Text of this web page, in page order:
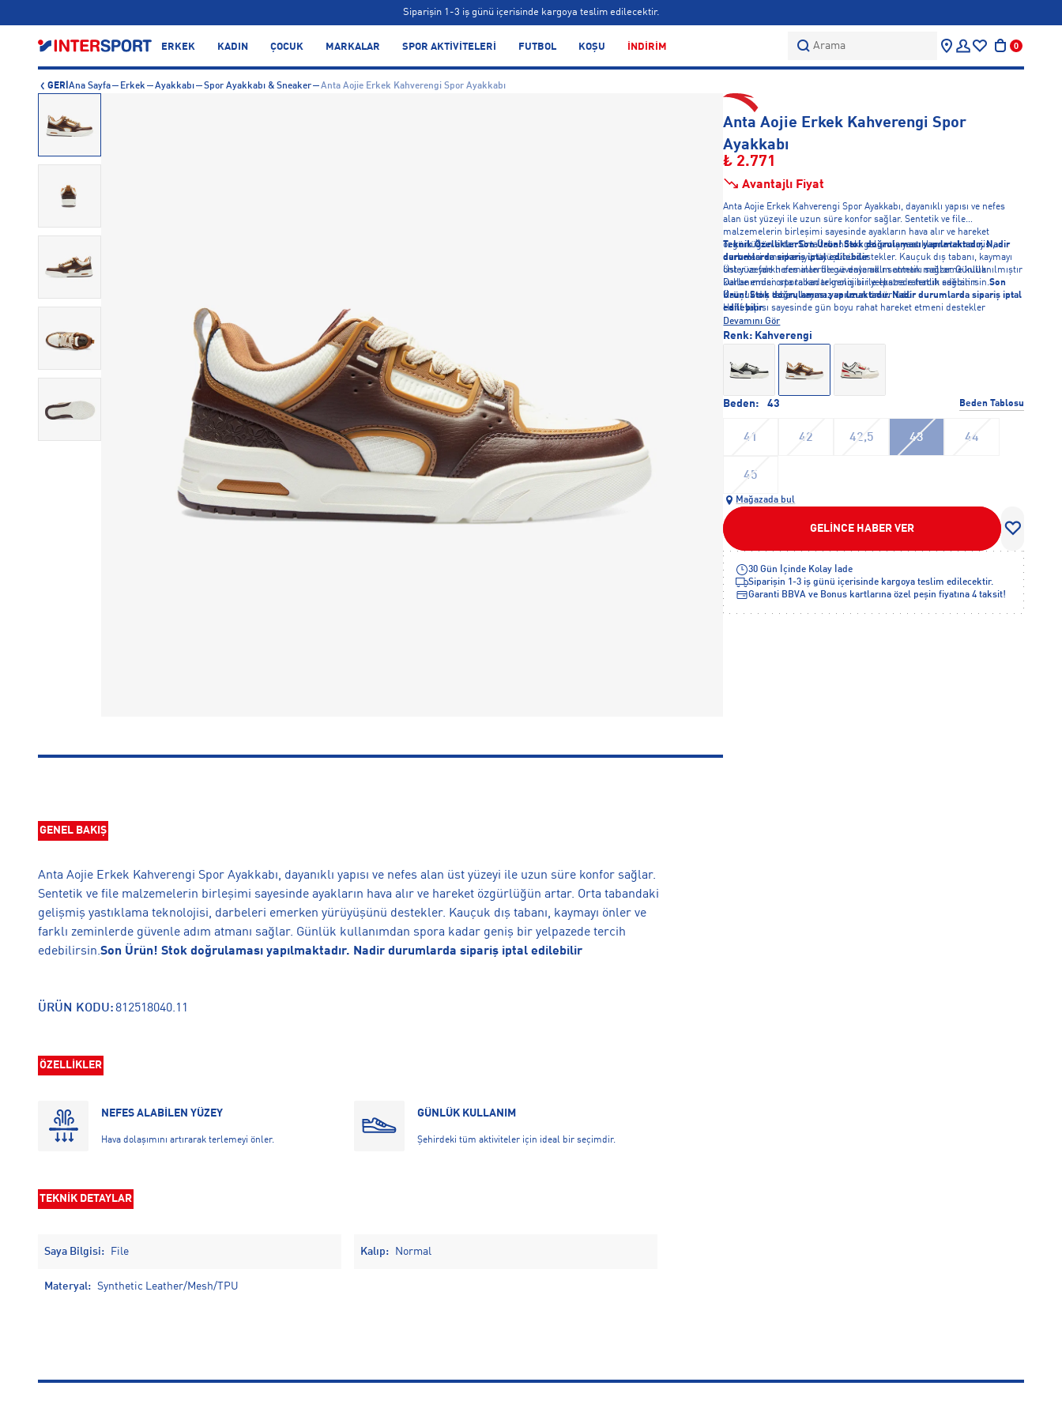
Siparişin 1-3 iş günü içerisinde kargoya teslim edilecektir.
Bonus kartlara özel vade farksız taksit seçenekleri!
ERKEK KADIN ÇOCUK MARKALAR SPOR AKTİVİTELERİ FUTBOL KOŞU İNDİRİM Arama 0
GERİ Ana Sayfa Erkek Ayakkabı Spor Ayakkabı & Sneaker Anta Aojie Erkek Kahverengi Spor Ayakkabı
GENEL BAKIŞ
Anta Aojie Erkek Kahverengi Spor Ayakkabı, dayanıklı yapısı ve nefes alan üst yüzeyi ile uzun süre konfor sağlar.
Sentetik ve file malzemelerin birleşimi sayesinde ayakların hava alır ve hareket özgürlüğün artar. Orta tabandaki
gelişmiş yastıklama teknolojisi, darbeleri emerken yürüyüşünü destekler. Kauçuk dış tabanı, kaymayı önler ve
farklı zeminlerde güvenle adım atmanı sağlar. Günlük kullanımdan spora kadar geniş bir yelpazede tercih
edebilirsin.Son Ürün! Stok doğrulaması yapılmaktadır. Nadir durumlarda sipariş iptal edilebilir
ÜRÜN KODU:812518040.11
ÖZELLİKLER
NEFES ALABİLEN YÜZEY
Hava dolaşımını artırarak terlemeyi önler.
GÜNLÜK KULLANIM
Şehirdeki tüm aktiviteler için ideal bir seçimdir.
TEKNİK DETAYLAR
Saya Bilgisi: File Kalıp: Normal
Materyal: Synthetic Leather/Mesh/TPU
Anta Aojie Erkek Kahverengi Spor
Ayakkabı
₺ 2.771
Avantajlı Fiyat
Anta Aojie Erkek Kahverengi Spor Ayakkabı, dayanıklı yapısı ve nefes
alan üst yüzeyi ile uzun süre konfor sağlar. Sentetik ve file
malzemelerin birleşimi sayesinde ayakların hava alır ve hareket
özgürlüğün artar. Orta tabandaki gelişmiş yastıklama teknolojisi,
darbeleri emerken yürüyüşünü destekler. Kauçuk dış tabanı, kaymayı
önler ve farklı zeminlerde güvenle adım atmanı sağlar. Günlük
kullanımdan spora kadar geniş bir yelpazede tercih edebilirsin.Son
Ürün! Stok doğrulaması yapılmaktadır. Nadir durumlarda sipariş iptal
edilebilir
Teknik ÖzelliklerSon Ürün! Stok doğrulaması yapılmaktadır. Nadir
durumlarda sipariş iptal edilebilir
Üst yüzeyde nefes alan file ve dayanıklı sentetik malzeme kullanılmıştır
Darbe emici orta taban teknolojisi ile ekstra rahatlık sağlanır
Kauçuk dış taban, kaymaz ve uzun ömürlüdür
Hafif yapısı sayesinde gün boyu rahat hareket etmeni destekler
Devamını Gör
Beden: 43 Beden Tablosu
41 42 42,5 43 44
45
Renk: Kahverengi
Mağazada bul
GELİNCE HABER VER
30 Gün İçinde Kolay İade
Siparişin 1-3 iş günü içerisinde kargoya teslim edilecektir.
Garanti BBVA ve Bonus kartlarına özel peşin fiyatına 4 taksit!